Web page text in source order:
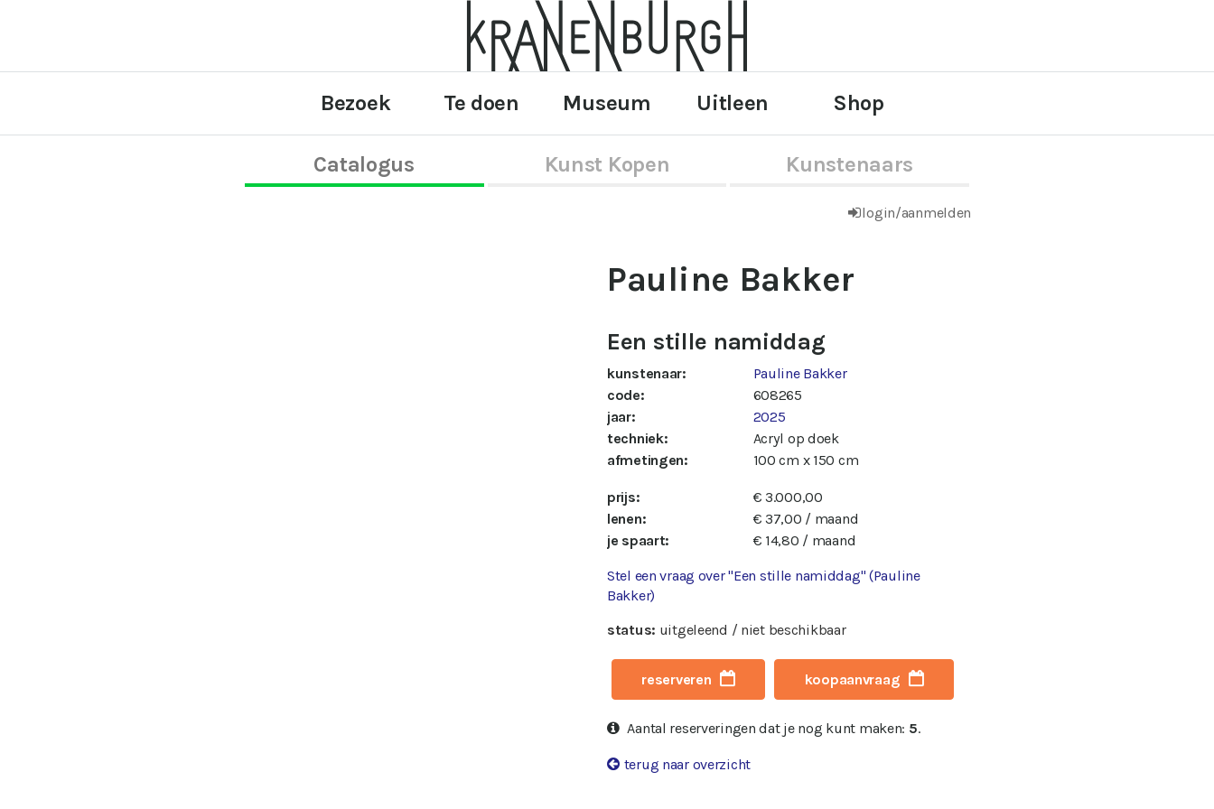
Bezoek Te doen Museum Uitleen Shop
Catalogus Kunst Kopen Kunstenaars
login/aanmelden
Pauline Bakker
Een stille namiddag
kunstenaar:
Pauline Bakker
code:
608265
jaar:
2025
techniek:
Acryl op doek
afmetingen:
100 cm x 150 cm
prijs:
€ 3.000,00
lenen:
€ 37,00 / maand
je spaart:
€ 14,80 / maand
Stel een vraag over "Een stille namiddag" (Pauline
Bakker)
status: uitgeleend / niet beschikbaar
reserveren koopaanvraag
Aantal reserveringen dat je nog kunt maken: 5.
terug naar overzicht